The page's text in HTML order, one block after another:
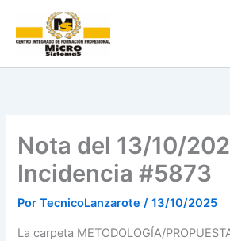
contenido
Nota del 13/10/
Incidencia #5873
PorTecnicoLanzarote/13/10/2025
La carpeta METODOLOGÍA/